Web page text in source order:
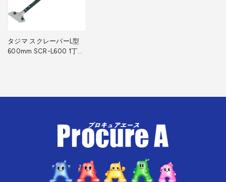
タジマ スクレーパーL型
600mm SCR-L600 1丁